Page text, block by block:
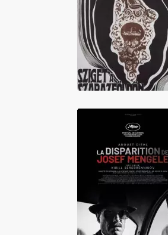
La Dame de
Constantinople
La Disparition de